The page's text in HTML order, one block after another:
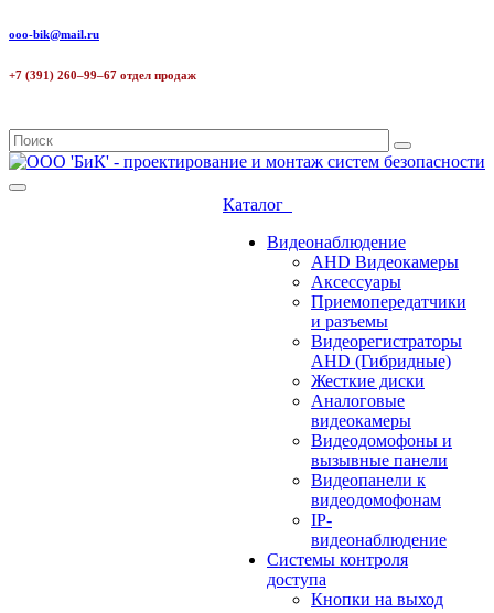
ooo-bik@mail.ru
+7 (391) 260–99–67 отдел продаж
Каталог
Видеонаблюдение
AHD Видеокамеры
Аксессуары
Приемопередатчики
и разъемы
Видеорегистраторы
AHD (Гибридные)
Жесткие диски
Аналоговые
видеокамеры
Видеодомофоны и
вызывные панели
Видеопанели к
видеодомофонам
IP-
видеонаблюдение
Системы контроля
доступа
Кнопки на выход